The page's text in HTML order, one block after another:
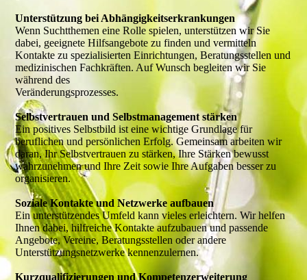
Unterstützung bei Abhängigkeitserkrankungen
Wenn Suchtthemen eine Rolle spielen, unterstützen wir Sie
dabei, geeignete Hilfsangebote zu finden und vermitteln
Kontakte zu spezialisierten Einrichtungen, Beratungsstellen und
medizinischen Fachkräften. Auf Wunsch begleiten wir Sie
während des
Veränderungsprozesses.
Selbstvertrauen und Selbstmanagement stärken
Ein positives Selbstbild ist eine wichtige Grundlage für
beruflichen und persönlichen Erfolg. Gemeinsam arbeiten wir
daran, Ihr Selbstvertrauen zu stärken, Ihre Stärken bewusst
wahrzunehmen und Ihre Zeit sowie Ihre Aufgaben besser zu
organisieren.
Soziale Kontakte und Netzwerke aufbauen
Ein unterstützendes Umfeld kann vieles erleichtern. Wir helfen
Ihnen dabei, hilfreiche Kontakte aufzubauen und passende
Angebote, Vereine, Beratungsstellen oder andere
Unterstützungsnetzwerke kennenzulernen.
Kurzqualifizierungen und Kompetenzerweiterung